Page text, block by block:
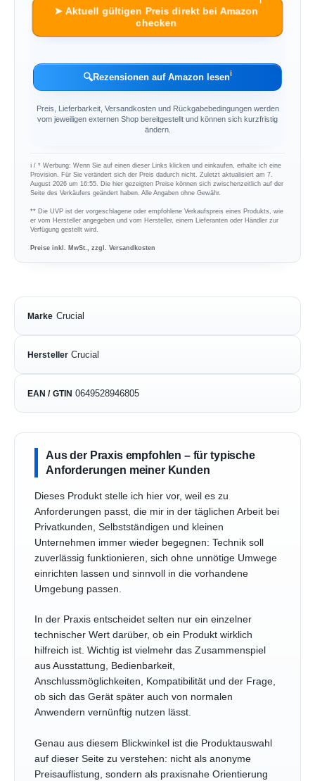
➤ Aktuell gültigen Preis direkt bei Amazon
checken
🔍Rezensionen auf Amazon lesenℹ︎
Preis, Lieferbarkeit, Versandkosten und Rückgabebedingungen werden
vom jeweiligen externen Shop bereitgestellt und können sich kurzfristig
ändern.
ℹ︎ / * Werbung: Wenn Sie auf einen dieser Links klicken und einkaufen, erhalte ich eine
Provision. Für Sie verändert sich der Preis dadurch nicht. Zuletzt aktualisiert am 7.
August 2026 um 16:55. Die hier gezeigten Preise können sich zwischenzeitlich auf der
Seite des Verkäufers geändert haben. Alle Angaben ohne Gewähr.
** Die UVP ist der vorgeschlagene oder empfohlene Verkaufspreis eines Produkts, wie
er vom Hersteller angegeben und vom Hersteller, einem Lieferanten oder Händler zur
Verfügung gestellt wird.
Preise inkl. MwSt., zzgl. Versandkosten
Marke Crucial
Hersteller Crucial
EAN / GTIN 0649528946805
Aus der Praxis empfohlen – für typische
Anforderungen meiner Kunden
Dieses Produkt stelle ich hier vor, weil es zu
Anforderungen passt, die mir in der täglichen Arbeit bei
Privatkunden, Selbstständigen und kleinen
Unternehmen immer wieder begegnen: Technik soll
zuverlässig funktionieren, sich ohne unnötige Umwege
einrichten lassen und sinnvoll in die vorhandene
Umgebung passen.
In der Praxis entscheidet selten nur ein einzelner
technischer Wert darüber, ob ein Produkt wirklich
hilfreich ist. Wichtig ist vielmehr das Zusammenspiel
aus Ausstattung, Bedienbarkeit,
Anschlussmöglichkeiten, Kompatibilität und der Frage,
ob sich das Gerät später auch von normalen
Anwendern vernünftig nutzen lässt.
Genau aus diesem Blickwinkel ist die Produktauswahl
auf dieser Seite zu verstehen: nicht als anonyme
Preisauflistung, sondern als praxisnahe Orientierung